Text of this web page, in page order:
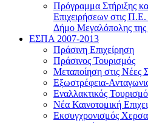
Πρόγραμμα Στήριξης
Επιχειρήσεων στις
Δήμο Μεγαλόπολης
ΕΣΠΑ 2007-2013
Πράσινη Επιχείρηση
Πράσινος Τουρισμός
Μεταποίηση στις Νέες
Εξωστρέφεια-
Εναλλακτικός
Νέα Καινοτομική
Εκσυγχρονισμός